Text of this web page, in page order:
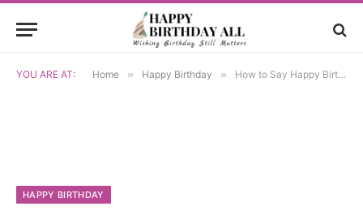
YOU ARE AT: Home » Happy Birthday » How to Say Happy Birthday in Macedonian Language
HAPPY BIRTHDAY